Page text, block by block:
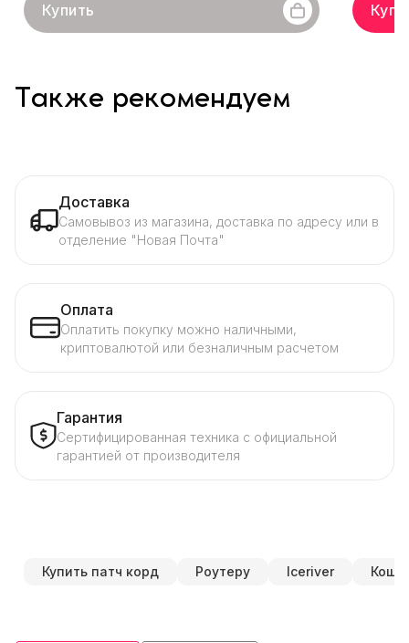
Купить
Также рекомендуем
Доставка
Самовывоз из магазина, доставка по адресу или в
отделение "Новая Почта"
Оплата
Оплатить покупку можно наличными,
криптовалютой или безналичным расчетом
Гарантия
Сертифицированная техника с официальной
гарантией от производителя
Купить патч корд Роутеру Iceriver